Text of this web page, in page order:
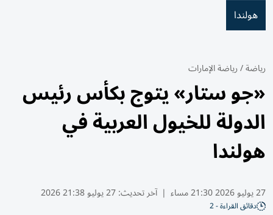
هولندا
رياضة/رياضة الإمارات
«جو ستار» يتوج بكأس رئيس
الدولة للخيول العربية في
هولندا
27 يوليو 2026 21:30 مساء | آخر تحديث:27 يوليو 21:38 2026
دقائق القراءة - 2